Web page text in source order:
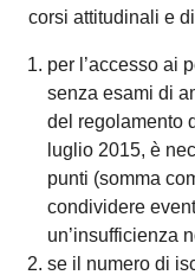
corsi attitudinali e
per l’accesso ai
senza esami di
del regolamento
luglio 2015, è
punti (somma
condividere
un’insufficienza
se il numero di